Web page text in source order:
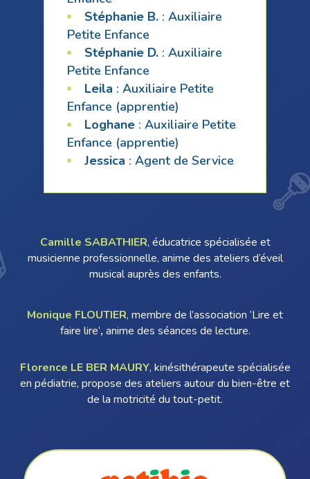
Stéphanie B. : Auxiliaire
Petite Enfance
Stéphanie D. : Auxiliaire
Petite Enfance
Leila : Auxiliaire Petite
Enfance (apprentie)
Loghane : Auxiliaire Petite
Enfance (apprentie)
Jessica : Agent de Service
Camille SABATHIER, éducatrice spécialisée et
musicienne professionnelle, anime des ateliers d’éveil
musical auprès des enfants.
Monique FLOUTIER, membre de l’association ‘Lire et
faire lire’, anime des séances de lecture.
Florence LE BER MAURY, kinésithérapeute spécialisée
en pédiatrie, propose des ateliers autour du bien-être et
de la motricité du tout-petit.